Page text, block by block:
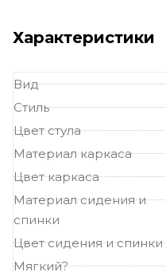
Характеристики
Вид
Стиль
Цвет стула
Материал каркаса
Цвет каркаса
Материал сидения и
спинки
Цвет сидения и спинки
Мягкий?